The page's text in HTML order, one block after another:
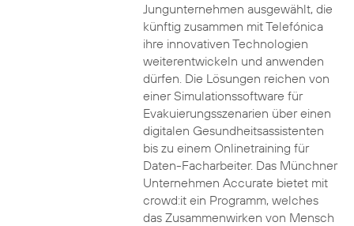
Jungunternehmen ausgewählt, die
künftig zusammen mit Telefónica
ihre innovativen Technologien
weiterentwickeln und anwenden
dürfen. Die Lösungen reichen von
einer Simulationssoftware für
Evakuierungsszenarien über einen
digitalen Gesundheitsassistenten
bis zu einem Onlinetraining für
Daten-Facharbeiter. Das Münchner
Unternehmen Accurate bietet mit
crowd:it ein Programm, welches
das Zusammenwirken von Mensch